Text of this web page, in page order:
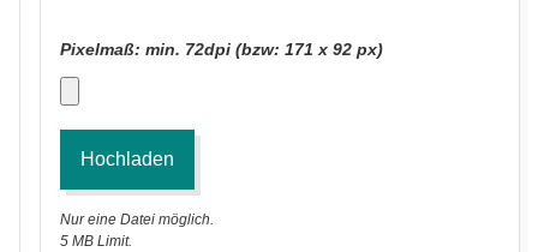
Pixelmaß: min. 72dpi (bzw: 171 x 92 px)
Nur eine Datei möglich.
5 MB Limit.